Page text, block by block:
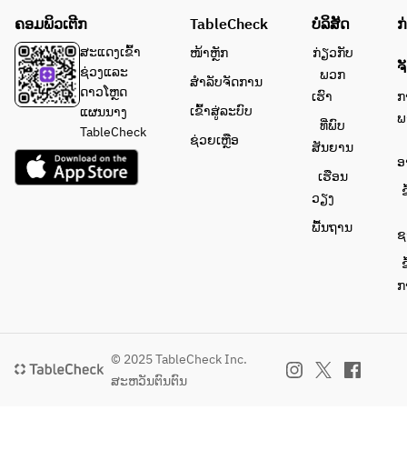
ຄອມພິວເຕີກ
ສະແດງເຂົ້າ
ຊ່ວງແລະ
ດາວໂຫຼດ
ແຜນນາງ
TableCheck
TableCheck
ໜ້າຫຼັກ
ສຳລັບຈັດການ
ເຂົ້າສູ່ລະບົບ
ຊ່ວຍເຫຼືອ
ບໍລິສັດ
ກ່ຽວກັບ
ພວກ
ເຮົາ
ທີ່ພົບ
ສັນຍານ
ເຮືອນ
ວຽງ
ພື້ນຖານ
© 2025 TableCheck Inc.
ສະຫວັນຕົນຕົນ